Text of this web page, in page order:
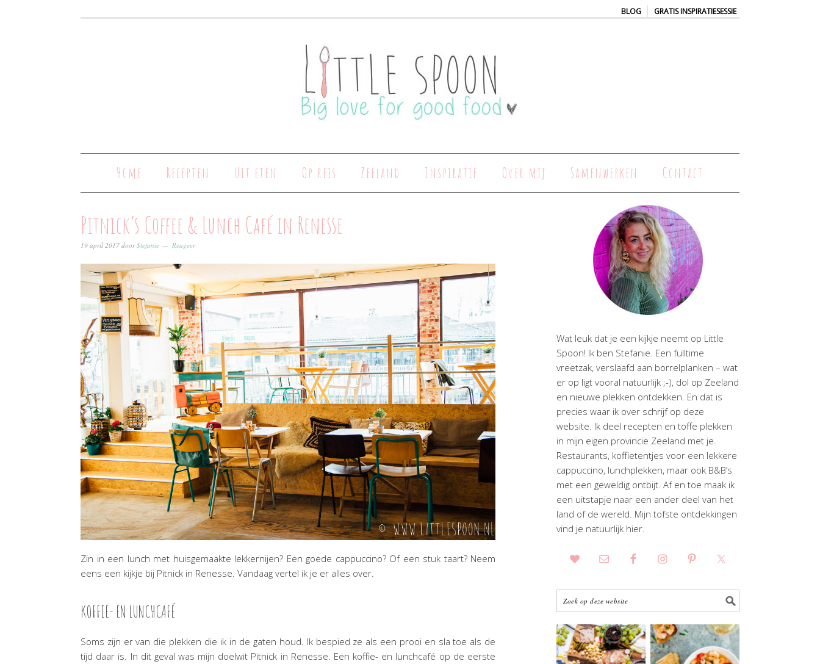
BLOG | GRATIS INSPIRATIESESSIE
Home Recepten Uit eten Op reis Zeeland Inspiratie Over mij Samenwerken Contact
Pitnick’s Coffee & Lunch Café in Renesse
19 april 2017 doorStefanie Reageer
Zin in een lunch met huisgemaakte lekkernijen? Een goede cappuccino? Of een stuk taart? Neem
eens een kijkje bij Pitnick in Renesse. Vandaag vertel ik je er alles over.
KOFFIE- EN LUNCHCAFÉ
Soms zijn er van die plekken die ik in de gaten houd. Ik bespied ze als een prooi en sla toe als de
tijd daar is. In dit geval was mijn doelwit Pitnick in Renesse. Een koffie- en lunchcafé op de eerste
Wat leuk dat je een kijkje neemt op Little
Spoon! Ik ben Stefanie. Een fulltime
vreetzak, verslaafd aan borrelplanken – wat
er op ligt vooral natuurlijk ;-), dol op Zeeland
en nieuwe plekken ontdekken. En dat is
precies waar ik over schrijf op deze
website. Ik deel recepten en toffe plekken
in mijn eigen provincie Zeeland met je.
Restaurants, koffietentjes voor een lekkere
cappuccino, lunchplekken, maar ook B&B’s
met een geweldig ontbijt. Af en toe maak ik
een uitstapje naar een ander deel van het
land of de wereld. Mijn tofste ontdekkingen
vind je natuurlijk hier.